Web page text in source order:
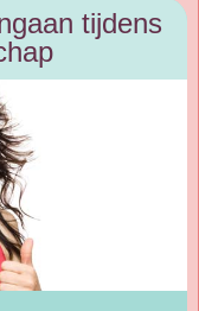
tijdens